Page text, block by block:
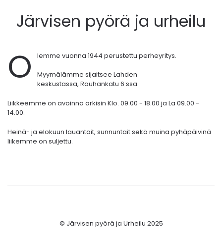
Järvisen pyörä ja urheilu
O
lemme vuonna 1944 perustettu perheyritys.
Myymälämme sijaitsee Lahden
keskustassa, Rauhankatu 6:ssa.
Liikkeemme on avoinna arkisin Klo. 09.00 - 18.00 ja La 09.00 -
14.00.
Heinä- ja elokuun lauantait, sunnuntait sekä muina pyhäpäivinä
liikemme on suljettu.
© Järvisen pyörä ja Urheilu 2025